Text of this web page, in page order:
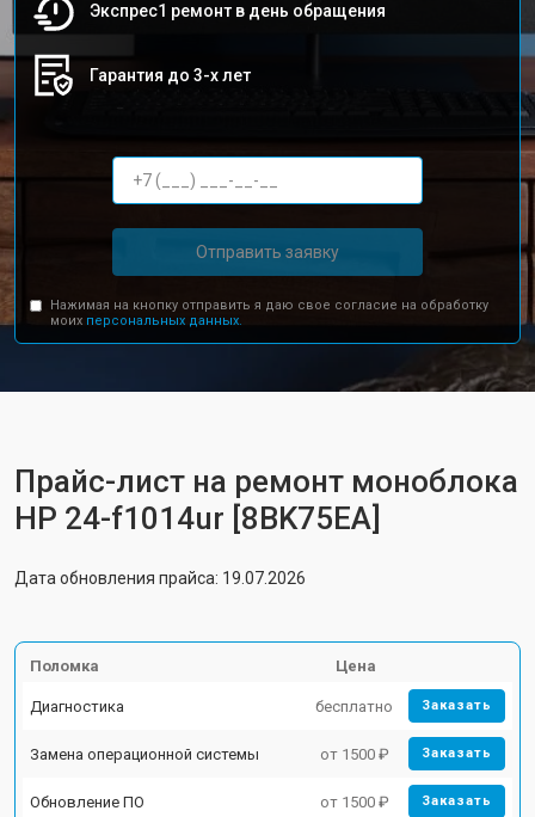
Экспрес1 ремонт в день обращения
Гарантия до 3-х лет
Отправить заявку
Нажимая на кнопку отправить я даю свое согласие на обработку
моих персональных данных.
Прайс-лист на ремонт моноблока
HP 24-f1014ur [8BK75EA]
Дата обновления прайса: 19.07.2026
Поломка Цена
Диагностика бесплатно Заказать
Замена операционной системы от 1500 ₽ Заказать
Обновление ПО от 1500 ₽ Заказать